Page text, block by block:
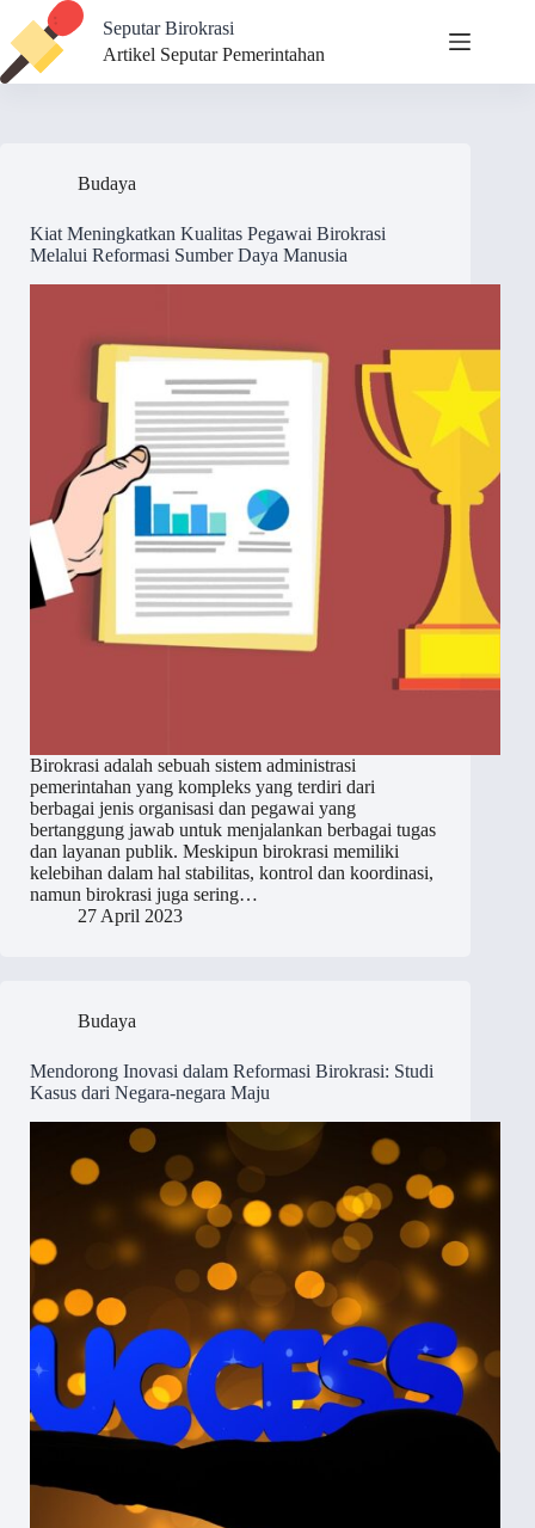
content
Seputar Birokrasi
Artikel Seputar Pemerintahan
Budaya
Kiat Meningkatkan Kualitas Pegawai Birokrasi
Melalui Reformasi Sumber Daya Manusia
Birokrasi adalah sebuah sistem administrasi
pemerintahan yang kompleks yang terdiri dari
berbagai jenis organisasi dan pegawai yang
bertanggung jawab untuk menjalankan berbagai tugas
dan layanan publik. Meskipun birokrasi memiliki
kelebihan dalam hal stabilitas, kontrol dan koordinasi,
namun birokrasi juga sering…
27 April 2023
Budaya
Mendorong Inovasi dalam Reformasi Birokrasi: Studi
Kasus dari Negara-negara Maju